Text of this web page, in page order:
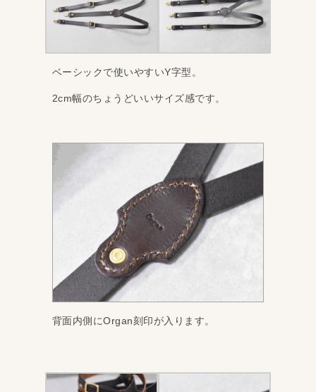
ベーシックで使いやすいY字型。
2cm幅のちょうどいいサイズ感です。
背面内側にOrgan刻印が入ります。